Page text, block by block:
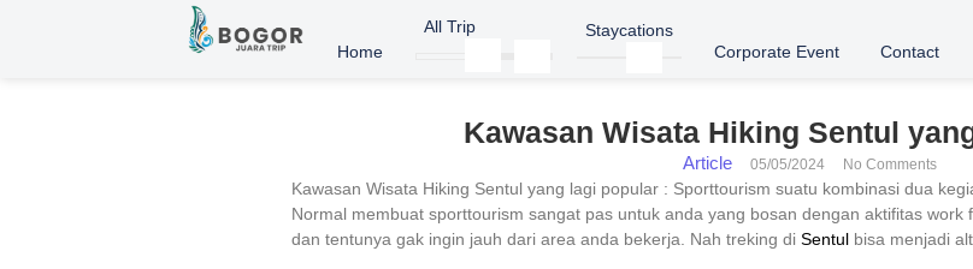
Home
All Trip
Staycations
Corporate Event
Contact
Kawasan Wisata Hiking Sentul
Article 05/05/2024 No Comments
Kawasan Wisata Hiking Sentul yang lagi popular : Sporttourism suatu kombinasi dua
Normal membuat sporttourism sangat pas untuk anda yang bosan dengan aktifitas
dan tentunya gak ingin jauh dari area anda bekerja. Nah treking di Sentul bisa menjadi